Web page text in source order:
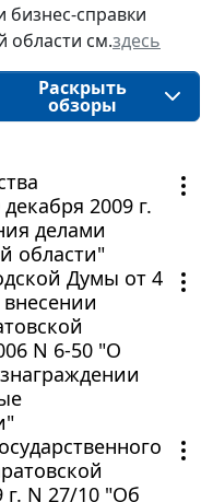
справки
области см.здесь
Раскрыть
обзоры
2009 г.
делами
области"
Думы от 4
N 6-50 "О
г. N 27/10 "Об